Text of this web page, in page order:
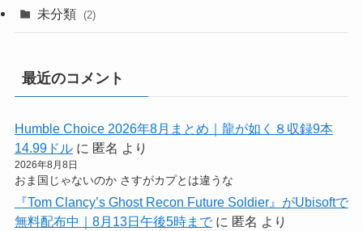
未分類 (2)
最近のコメント
Humble Choice 2026年8月まとめ｜龍が如く８収録9本
14.99ドルに 匿名 より
2026年8月8日
おま国じゃないのか さすがカプとは違うな
『Tom Clancy’s Ghost Recon Future Soldier』がUbisoftで
無料配布中｜8月13日午後5時までに 匿名 より